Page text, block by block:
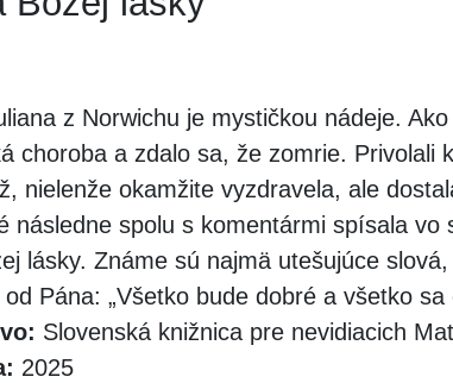
z Norwichu je mystičkou nádeje.
choroba a zdalo sa, že zomrie. Privolali
nielenže okamžite vyzdravela, ale
následne spolu s komentármi spísala vo
lásky. Známe sú najmä utešujúce
Pána: „Všetko bude dobré a všetko sa
Slovenská knižnica pre nevidiacich
2025